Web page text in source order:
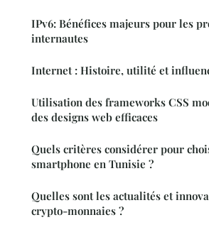
IPv6: Bénéfices majeurs pour les
internautes
Internet : Histoire, utilité et
Utilisation des frameworks CSS
des designs web efficaces
Quels critères considérer pour
smartphone en Tunisie ?
Quelles sont les actualités et
crypto-monnaies ?